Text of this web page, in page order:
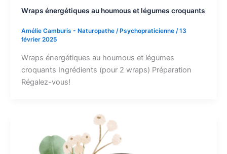
Wraps énergétiques au houmous et légumes croquants
Amélie Camburis - Naturopathe / Psychopraticienne /13
février 2025
Wraps énergétiques au houmous et légumes
croquants Ingrédients (pour 2 wraps) Préparation
Régalez-vous!